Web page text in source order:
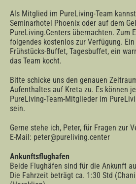
Als Mitglied im PureLiving-Team
Seminarhotel Phoenix oder auf dem
PureLiving.Centers übernachten. Zum
folgendes kostenlos zur Verfügung.
Frühstücks-Buffet, Tagesbuffet, ein
das Team kocht.
Bitte schicke uns den genauen
Aufenthaltes auf Kreta zu. Es können
PureLiving-Team-Mitglieder im
sein.
Gerne stehe ich, Peter, für Fragen zur
E-Mail: peter@pureliving.center
Ankunftsflughafen
Beide Flughäfen sind für die Ankunft
Die Fahrzeit beträgt ca. 1:30 Std